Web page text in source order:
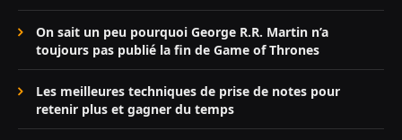
On sait un peu pourquoi George R.R. Martin n’a
toujours pas publié la fin de Game of Thrones
Les meilleures techniques de prise de notes pour
retenir plus et gagner du temps